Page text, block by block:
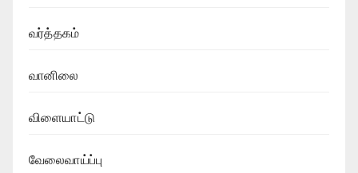
வர்த்தகம்
வானிலை
விளையாட்டு
வேலைவாய்ப்பு